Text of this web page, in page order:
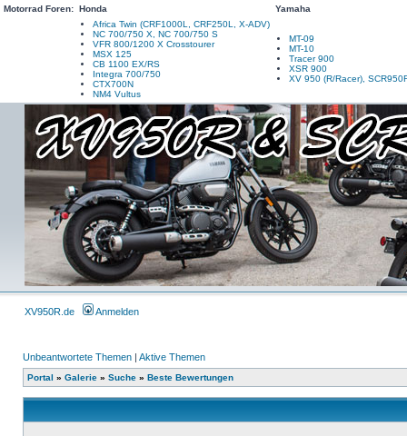
Motorrad Foren: Honda
Yamaha
Africa Twin (CRF1000L, CRF250L, X-ADV)
NC 700/750 X, NC 700/750 S
VFR 800/1200 X Crosstourer
MSX 125
CB 1100 EX/RS
Integra 700/750
CTX700N
NM4 Vultus
MT-09
MT-10
Tracer 900
XSR 900
XV 950 (R/Racer),
XV950R.de Anmelden
Unbeantwortete Themen | Aktive Themen
Portal » Galerie » Suche » Beste Bewertungen